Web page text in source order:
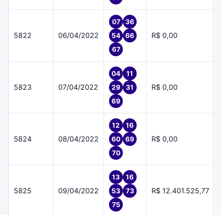
5822 06/04/2022
07
36
54
66
67
R$ 0,00
5823 07/04/2022
04
11
29
31
69
R$ 0,00
5824 08/04/2022
12
16
60
69
70
R$ 0,00
5825 09/04/2022
13
16
53
73
75
R$ 12.401.525,77